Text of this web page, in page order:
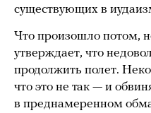
существующих в
Что произошло потом,
утверждает, что
продолжить полет.
что это не так — и
в преднамеренном